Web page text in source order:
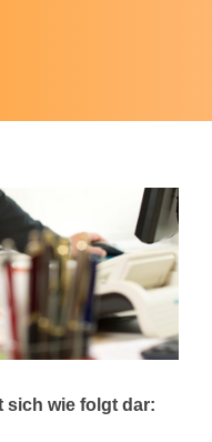
sich wie folgt dar: